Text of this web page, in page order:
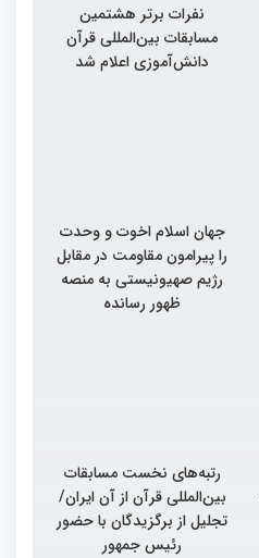
نفرات برتر هشتمین
مسابقات بین‌المللی قرآن
دانش‌آموزی اعلام شد
جهان اسلام اخوت و وحدت
را پیرامون مقاومت در مقابل
رژیم صهیونیستی به منصه
ظهور رسانده
رتبه‌های نخست مسابقات
بین‌المللی قرآن از آن ایران/
تجلیل از برگزیدگان با حضور
رئیس جمهور